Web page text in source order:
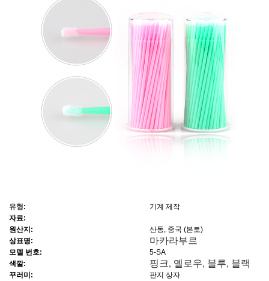
유형:
기계 제작
자료:
원산지 :
산동, 중국 (본토)
상표명: 마카라부르
모델 번호:
5-SA
색깔: 핑크, 옐로우, 블루, 블랙
꾸러미 :
판지 상자